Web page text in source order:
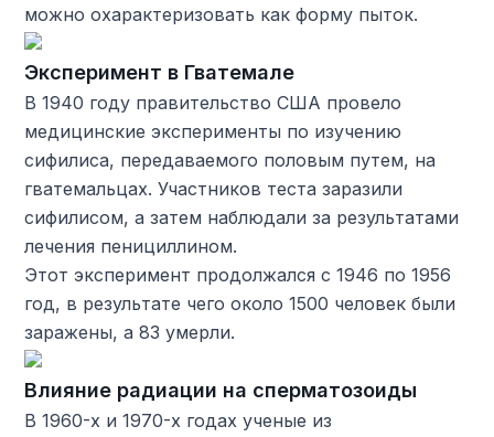
можно охарактеризовать как форму пыток.
Эксперимент в Гватемале
В 1940 году правительство США провело
медицинские эксперименты по изучению
сифилиса, передаваемого половым путем, на
гватемальцах. Участников теста заразили
сифилисом, а затем наблюдали за результатами
лечения пенициллином.
Этот эксперимент продолжался с 1946 по 1956
год, в результате чего около 1500 человек были
заражены, а 83 умерли.
Влияние радиации на сперматозоиды
В 1960-х и 1970-х годах ученые из